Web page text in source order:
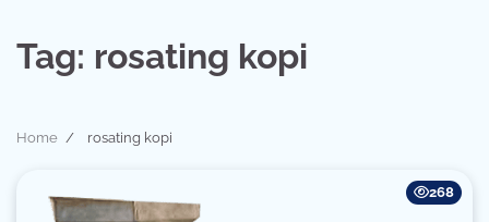
Tag: rosating kopi
Home rosating kopi
268